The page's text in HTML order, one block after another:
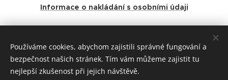
Informace o nakládání s osobními údaji
Share
Používáme cookies, abychom zajistili správné fungování a
bezpečnost našich stránek. Tím vám můžeme zajistit tu
nejlepší zkušenost při jejich návštěvě.